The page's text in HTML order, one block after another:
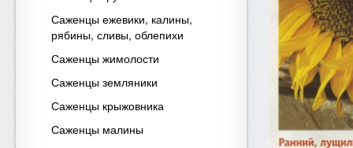
Саженцы ежевики, калины,
рябины, сливы, облепихи
Саженцы жимолости
Саженцы земляники
Саженцы крыжовника
Саженцы малины